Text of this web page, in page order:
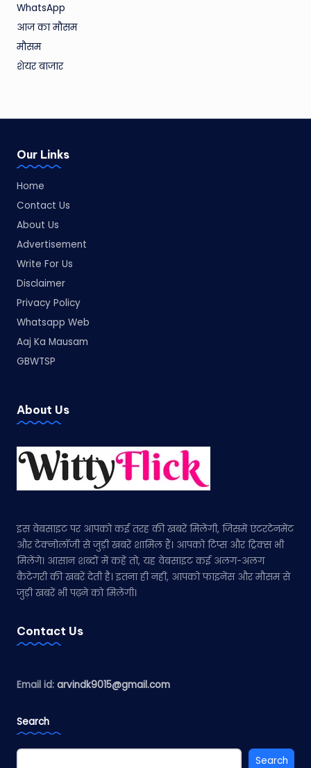
WhatsApp
आज का मौसम
मौसम
शेयर बाजार
Our Links
Home
Contact Us
About Us
Advertisement
Write For Us
Disclaimer
Privacy Policy
Whatsapp Web
Aaj Ka Mausam
GBWTSP
About Us
इस वेबसाइट पर आपको कई तरह की खबरें मिलेंगी, जिसमें एंटरटेनमेंट
और टेक्नोलॉजी से जुड़ी खबरें शामिल हैं। आपको टिप्स और ट्रिक्स भी
मिलेंगे। आसान शब्दों में कहें तो, यह वेबसाइट कई अलग-अलग
कैटेगरी की खबरें देती है। इतना ही नहीं, आपको फाइनेंस और मौसम से
जुड़ी खबरें भी पढ़ने को मिलेंगी।
Contact Us
Email id: arvindk9015@gmail.com
Search
Search